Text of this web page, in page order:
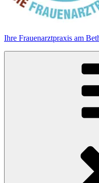
Ihre Frauenarztpraxis am